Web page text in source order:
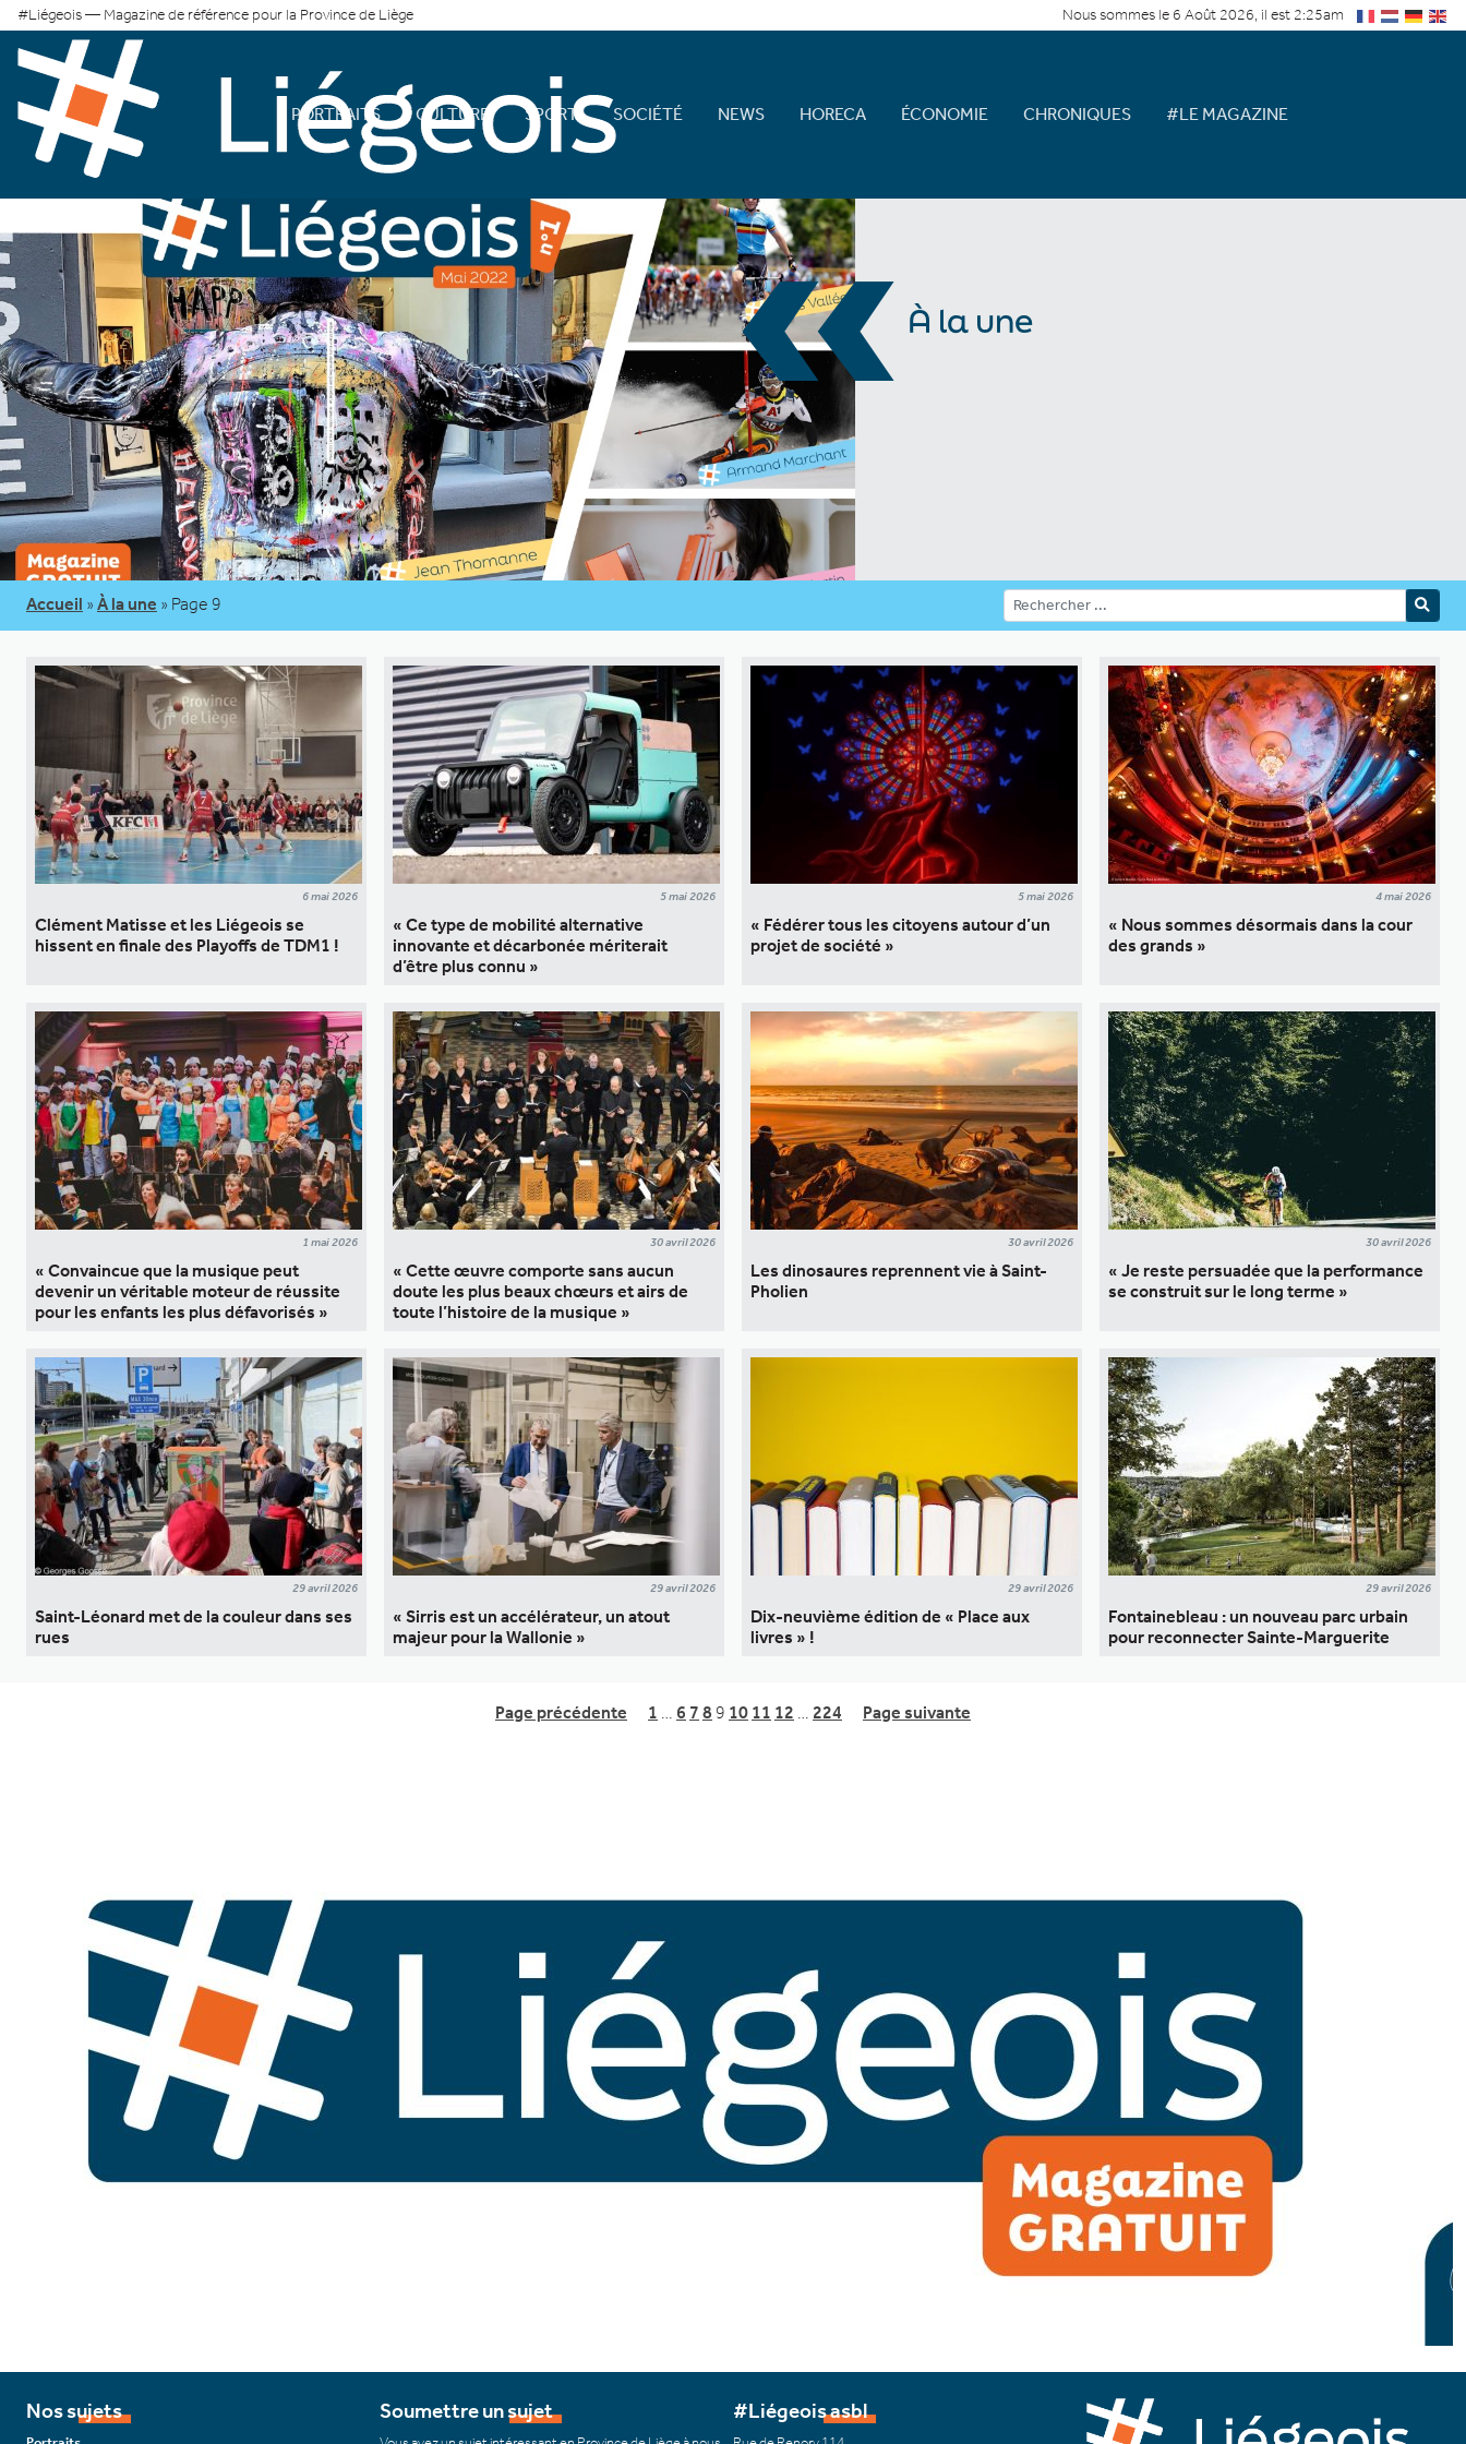
#Liégeois — Magazine de référence pour la Province de Liège Nous sommes le 6 Août 2026, il est 2:25am
PORTRAITS CULTURE SPORT SOCIÉTÉ NEWS HORECA ÉCONOMIE CHRONIQUES #LE MAGAZINE
«À la une
Accueil » À la une » Page 9
6 mai 2026
Clément Matisse et les Liégeois se
hissent en finale des Playoffs de TDM1 !
5 mai 2026
« Ce type de mobilité alternative
innovante et décarbonée mériterait
d’être plus connu »
5 mai 2026
« Fédérer tous les citoyens autour d’un
projet de société »
4 mai 2026
« Nous sommes désormais dans la cour
des grands »
1 mai 2026
« Convaincue que la musique peut
devenir un véritable moteur de réussite
pour les enfants les plus défavorisés »
30 avril 2026
« Cette œuvre comporte sans aucun
doute les plus beaux chœurs et airs de
toute l’histoire de la musique »
30 avril 2026
Les dinosaures reprennent vie à Saint-
Pholien
30 avril 2026
« Je reste persuadée que la performance
se construit sur le long terme »
29 avril 2026
Saint-Léonard met de la couleur dans ses
rues
29 avril 2026
« Sirris est un accélérateur, un atout
majeur pour la Wallonie »
29 avril 2026
Dix-neuvième édition de « Place aux
livres » !
29 avril 2026
Fontainebleau : un nouveau parc urbain
pour reconnecter Sainte-Marguerite
Page précédente 1 … 6 7 8 9 10 11 12 … 224 Page suivante
Nos sujets Soumettre un sujet #Liégeois asbl